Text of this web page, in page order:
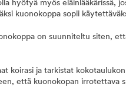
hyötyä myös eläinlääkärissä,
kuonokoppa sopii
on suunniteltu siten,
koirasi ja tarkistat
että kuonokopan irrotettava